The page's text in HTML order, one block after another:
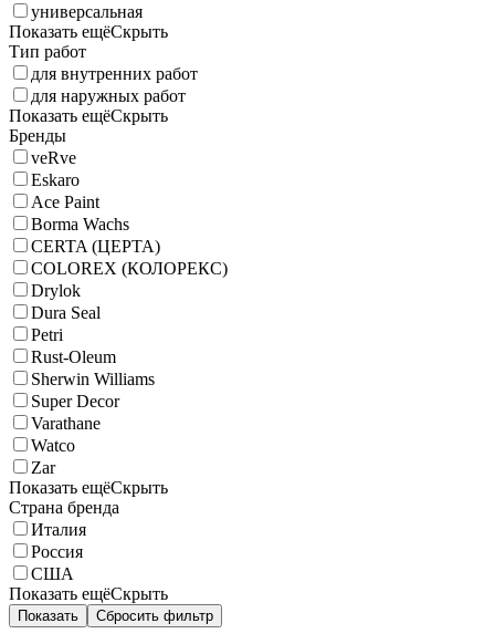
универсальная
Показать ещёСкрыть
Тип работ
для внутренних работ
для наружных работ
Показать ещёСкрыть
Бренды
veRve
Eskaro
Ace Paint
Borma Wachs
CERTA (ЦЕРТА)
COLOREX (КОЛОРЕКС)
Drylok
Dura Seal
Petri
Rust-Oleum
Sherwin Williams
Super Decor
Varathane
Watco
Zar
Показать ещёСкрыть
Страна бренда
Италия
Россия
США
Показать ещёСкрыть
Показать Сбросить фильтр